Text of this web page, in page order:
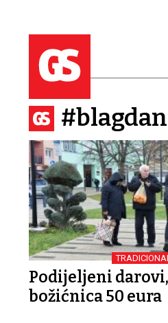
Podijeljeni darovi,
božićnica 50 eura